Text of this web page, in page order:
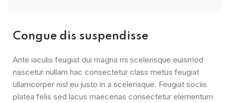
Congue dis suspendisse
Ante iaculis feugiat dui magna mi scelerisque euismod
nascetur nullam hac consectetur class metus feugiat
ullamcorper nisl eu justo in a scelerisque. Feugiat sociis
platea felis sed lacus maecenas consectetur elementum